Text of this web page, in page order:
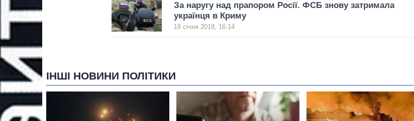
За наругу над прапором Росії. ФСБ знову затримала
українця в Криму
18 січня 2018, 16:14
ІНШІ НОВИНИ ПОЛІТИКИ